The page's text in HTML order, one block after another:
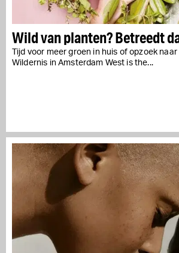
Wild van planten? Betreedt
Tijd voor meer groen in huis of opzoek
Wildernis in Amsterdam West is the...